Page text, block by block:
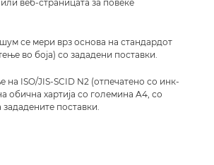
веб-страницата за повеќе
се мери врз основа на стандардот
во боја) со зададени поставки.
ISO/JIS-SCID N2 (отпечатено со инк-
обична хартија со големина A4, со
поставки.